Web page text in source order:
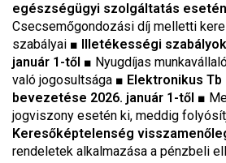
egészségügyi szolgáltatás esetén
Csecsemőgondozási díj melletti
szabályai ■ Illetékességi
január 1-től ■ Nyugdíjas
való jogosultsága ■ Elektronikus
bevezetése 2026. január 1-től ■
jogviszony esetén ki, meddig
Keresőképtelenség
rendeletek alkalmazása a pénzbeli